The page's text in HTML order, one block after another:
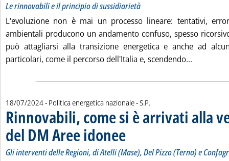
Le rinnovabili e il principio di sussidiarietà
L'evoluzione non è mai un processo lineare: tentativi,
ambientali producono un andamento confuso, spesso
può attagliarsi alla transizione energetica e anche ad
particolari, come il percorso dell'Italia e, scendendo...
18/07/2024- Politica energetica nazionale -di:
S.P.
Rinnovabili, come si è arrivati alla
del DM Aree idonee
Gli interventi delle Regioni, di Atelli (Mase), Del Pizzo (Terna) e